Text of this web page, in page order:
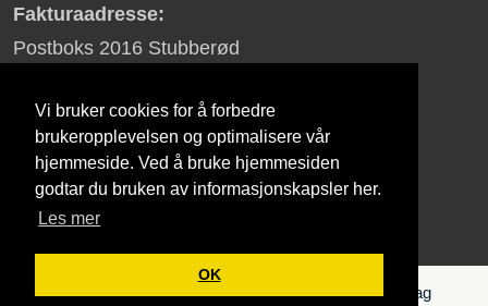
Vi bruker cookies for å forbedre
brukeropplevelsen og optimalisere vår
hjemmeside. Ved å bruke hjemmesiden
godtar du bruken av informasjonskapsler her.
Les mer
OK
Fakturaadresse:
Postboks 2016 Stubberød
Ard Group
© 2026 - NorgesEiendom | All Rights Reserved | Lag